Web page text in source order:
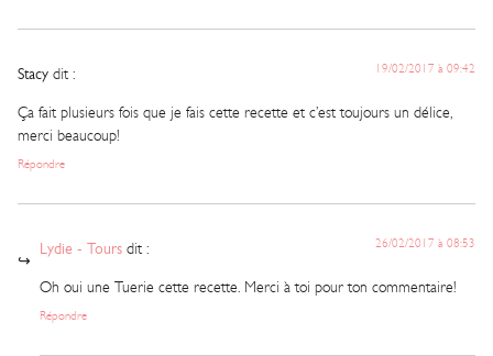
Stacy dit : 19/02/2017 à 09:42
Ça fait plusieurs fois que je fais cette recette et c’est toujours un délice,
merci beaucoup!
Répondre
Lydie - Tours dit : 26/02/2017 à 08:53
Oh oui une Tuerie cette recette. Merci à toi pour ton commentaire!
Répondre